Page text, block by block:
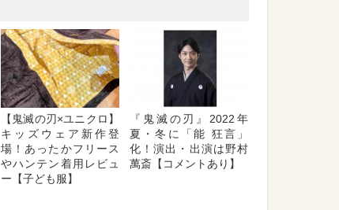
【鬼滅の刃×ユニクロ】
キッズウェア新作登
場！あったかフリース
やハンテン着用レビュ
ー【子ども服】
『鬼滅の刃』2022年
夏・冬に「能 狂言」
化！演出・出演は野村
萬斎【コメントあり】